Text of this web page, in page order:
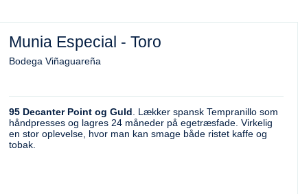
Munia Especial - Toro
Bodega Viñaguareña
95 Decanter Point og Guld . Lækker spansk Tempranillo som
håndpresses og lagres 24 måneder på egetræsfade. Virkelig
en stor oplevelse, hvor man kan smage både ristet kaffe og
tobak.